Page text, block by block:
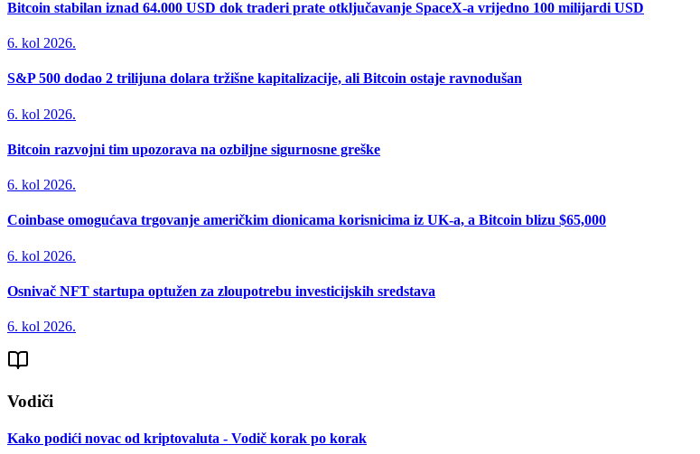
Bitcoin stabilan iznad 64.000 USD dok traderi prate otključavanje SpaceX-a vrijedno 100 milijardi USD
6. kol 2026.
S&P 500 dodao 2 trilijuna dolara tržišne kapitalizacije, ali Bitcoin ostaje ravnodušan
6. kol 2026.
Bitcoin razvojni tim upozorava na ozbiljne sigurnosne greške
6. kol 2026.
Coinbase omogućava trgovanje američkim dionicama korisnicima iz UK-a, a Bitcoin blizu $65,000
6. kol 2026.
Osnivač NFT startupa optužen za zloupotrebu investicijskih sredstava
6. kol 2026.
Vodiči
Kako podići novac od kriptovaluta - Vodič korak po korak